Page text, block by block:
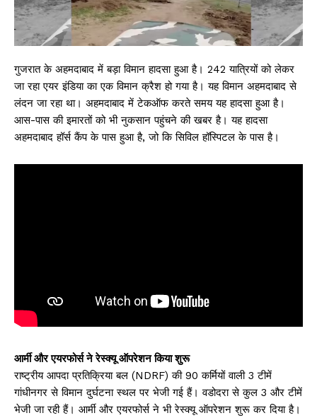
गुजरात के अहमदाबाद में बड़ा विमान हादसा हुआ है। 242 यात्रियों को लेकर
जा रहा एयर इंडिया का एक विमान क्रैश हो गया है। यह विमान अहमदाबाद से
लंदन जा रहा था। अहमदाबाद में टेकऑफ करते समय यह हादसा हुआ है।
आस-पास की इमारतों को भी नुकसान पहुंचने की खबर है। यह हादसा
अहमदाबाद हॉर्स कैंप के पास हुआ है, जो कि सिविल हॉस्पिटल के पास है।
आर्मी और एयरफोर्स ने रेस्क्यू ऑपरेशन किया शुरू
राष्ट्रीय आपदा प्रतिक्रिया बल (NDRF) की 90 कर्मियों वाली 3 टीमें
गांधीनगर से विमान दुर्घटना स्थल पर भेजी गई हैं। वडोदरा से कुल 3 और टीमें
भेजी जा रही हैं। आर्मी और एयरफोर्स ने भी रेस्क्यू ऑपरेशन शुरू कर दिया है।